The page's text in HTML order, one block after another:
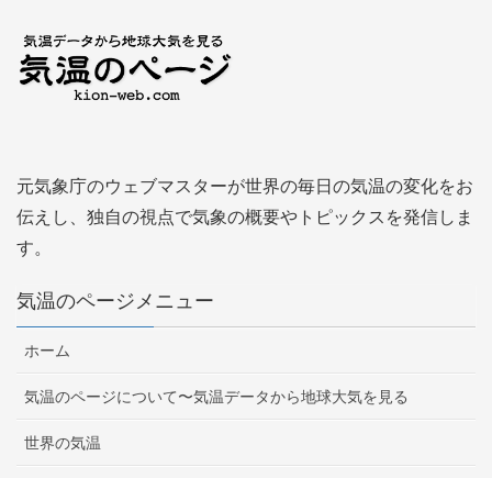
元気象庁のウェブマスターが世界の毎日の気温の変化をお
伝えし、独自の視点で気象の概要やトピックスを発信しま
す。
気温のページメニュー
ホーム
気温のページについて〜気温データから地球大気を見る
世界の気温